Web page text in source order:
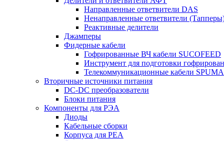
Направленные ответвители DAS
Ненаправленные ответвители
Реактивные делители
Джамперы
Фидерные кабели
Гофрированные ВЧ кабели SUCOFEED
Инструмент для подготовки
Телекоммуникационные кабели SPUMA
Вторичные источники питания
DC-DC преобразователи
Блоки питания
Компоненты для РЭА
Диоды
Кабельные сборки
Корпуса для РЕА